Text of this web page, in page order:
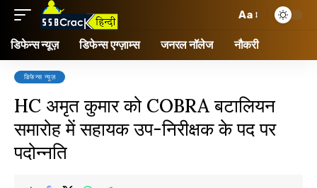
Aa
डिफेन्स न्यूज़ डिफेन्स एग्ज़ाम्स जनरल नॉलेज नौकरी
डिफेन्स न्यूज़
HC अमृत कुमार को COBRA बटालियन
समारोह में सहायक उप-निरीक्षक के पद पर
पदोन्नति